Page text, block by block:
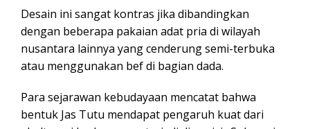
Desain ini sangat kontras jika dibandingkan
dengan beberapa pakaian adat pria di wilayah
nusantara lainnya yang cenderung semi-terbuka
atau menggunakan bef di bagian dada.
Para sejarawan kebudayaan mencatat bahwa
bentuk Jas Tutu mendapat pengaruh kuat dari